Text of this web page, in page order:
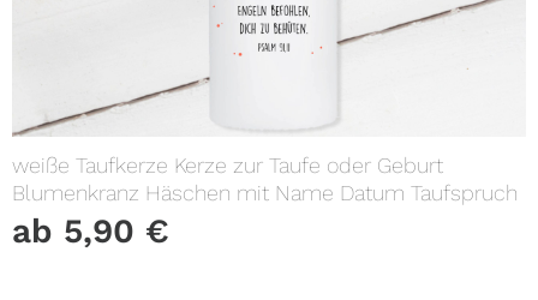
weiße Taufkerze Kerze zur Taufe oder Geburt
Blumenkranz Häschen mit Name Datum Taufspruch
ab 5,90 €